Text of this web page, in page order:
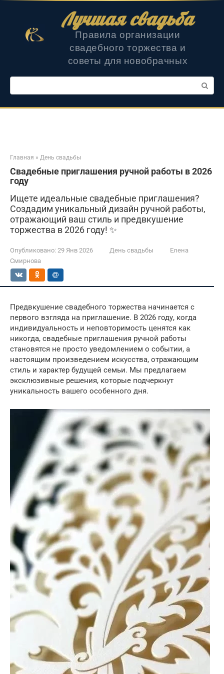
Лучшая свадьба
Правила организации
свадебного торжества и
советы для новобрачных
Поиск:
Главная » День свадьбы
Свадебные приглашения ручной работы в 2026
году
Ищете идеальные свадебные приглашения?
Создадим уникальный дизайн ручной работы,
отражающий ваш стиль и предвкушение
торжества в 2026 году! ✨
Опубликовано: 29 Янв 2026 День свадьбы
Елена
Смирнова
Предвкушение свадебного торжества начинается с
первого взгляда на приглашение. В 2026 году, когда
индивидуальность и неповторимость ценятся как
никогда, свадебные приглашения ручной работы
становятся не просто уведомлением о событии, а
настоящим произведением искусства, отражающим
стиль и характер будущей семьи. Мы предлагаем
эксклюзивные решения, которые подчеркнут
уникальность вашего особенного дня.